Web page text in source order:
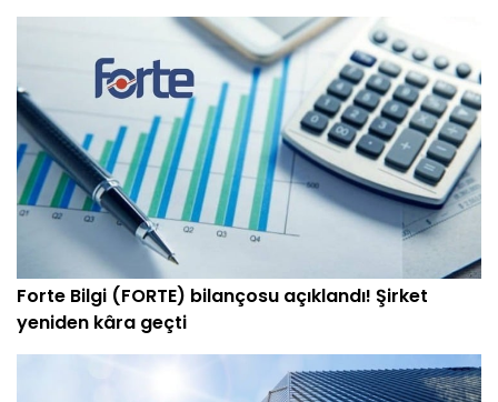
Forte Bilgi (FORTE) bilançosu açıklandı! Şirket
yeniden kâra geçti